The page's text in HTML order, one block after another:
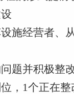
施经营者、
题并积极整
，1个正在整